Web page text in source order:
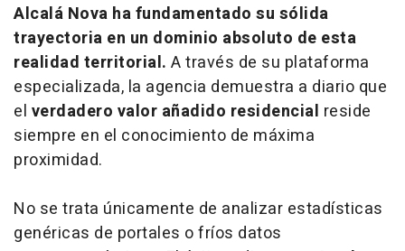
Alcalá Nova ha fundamentado su sólida
trayectoria en un dominio absoluto de esta
realidad territorial. A través de su plataforma
especializada, la agencia demuestra a diario que
el verdadero valor añadido residencial reside
siempre en el conocimiento de máxima
proximidad.
No se trata únicamente de analizar estadísticas
genéricas de portales o fríos datos